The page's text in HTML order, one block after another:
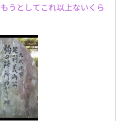
うとしてこれ以上ないくら